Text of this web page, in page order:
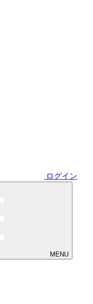
ログイン
MENU